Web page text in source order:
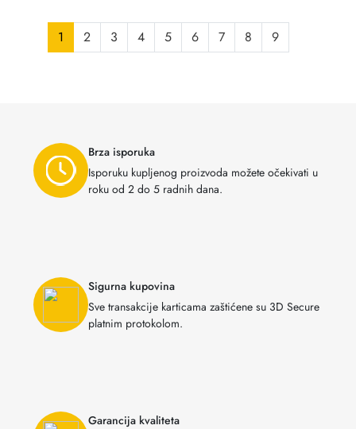
1 2 3 4 5 6 7 8 9
Brza isporuka
Isporuku kupljenog proizvoda možete očekivati u
roku od 2 do 5 radnih dana.
Sigurna kupovina
Sve transakcije karticama zaštićene su 3D Secure
platnim protokolom.
Garancija kvaliteta